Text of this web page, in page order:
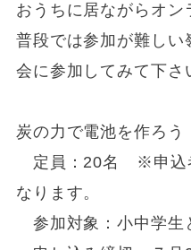
おうちに居ながらオン
普段では参加が難しい
会に参加してみて下さ
炭の力で電池を作ろう
定員：20名 ※申込
なります。
参加対象：小中学生